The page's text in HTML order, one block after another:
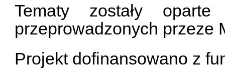
Tematy zostały
przeprowadzonych przeze
Projekt dofinansowano z